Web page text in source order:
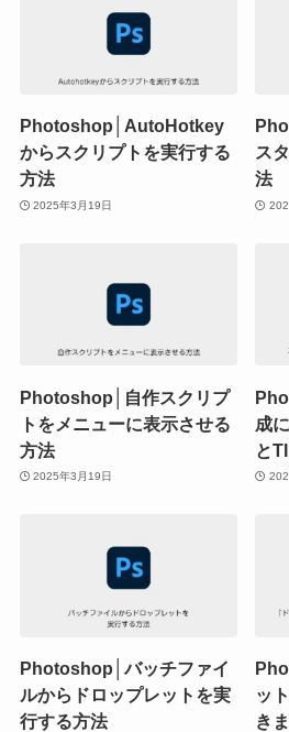
Photoshop│AutoHotkey
からスクリプトを実行する
方法
2025年3月19日
ス
法
Photoshop│自作スクリプ
トをメニューに表示させる
方法
2025年3月19日
成
と
Photoshop│バッチファイ
ルからドロップレットを実
行する方法
ッ
き